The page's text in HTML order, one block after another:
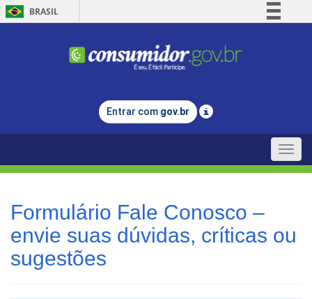
BRASIL
Comunica BR
Legislação
Entrar com gov.br
Toggle
Formulário Fale Conosco –
envie suas dúvidas, críticas ou
sugestões